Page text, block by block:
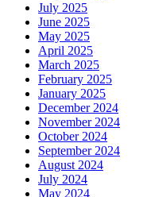
July 2025
June 2025
May 2025
April 2025
March 2025
February 2025
January 2025
December 2024
November 2024
October 2024
September 2024
August 2024
July 2024
May 2024